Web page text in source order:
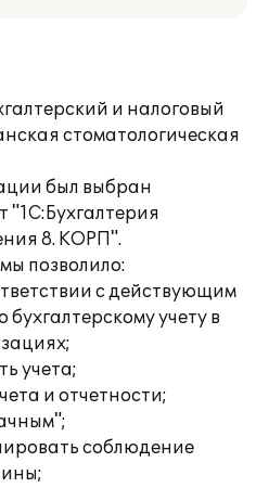
и налоговый
стоматологическая
был выбран
"1С:Бухгалтерия
8. КОРП".
позволило:
с действующим
учету в
учета;
и отчетности;
соблюдение